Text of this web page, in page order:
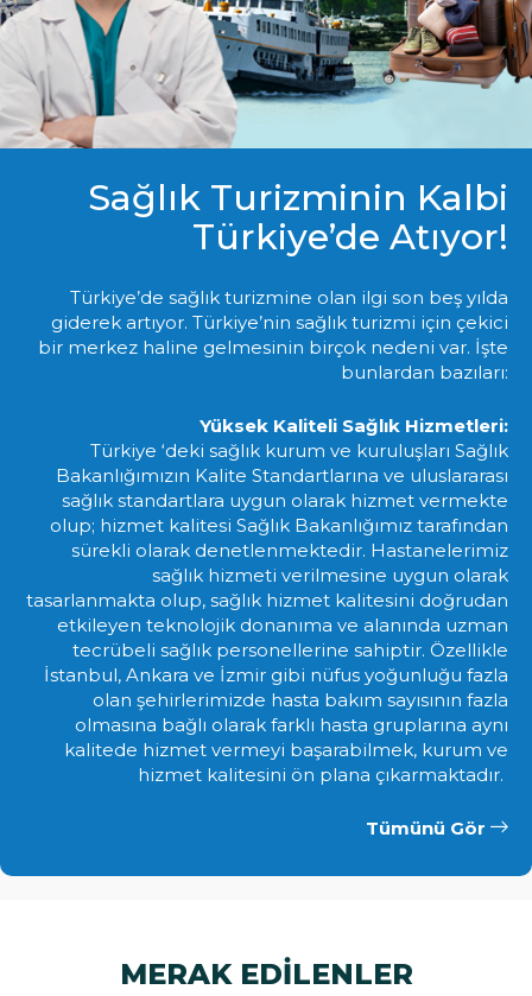
Sağlık Turizminin Kalbi
Türkiye’de Atıyor!
Türkiye’de sağlık turizmine olan ilgi son beş yılda
giderek artıyor. Türkiye’nin sağlık turizmi için çekici
bir merkez haline gelmesinin birçok nedeni var. İşte
bunlardan bazıları:
Yüksek Kaliteli Sağlık Hizmetleri:
Türkiye ‘deki sağlık kurum ve kuruluşları Sağlık
Bakanlığımızın Kalite Standartlarına ve uluslararası
sağlık standartlara uygun olarak hizmet vermekte
olup; hizmet kalitesi Sağlık Bakanlığımız tarafından
sürekli olarak denetlenmektedir. Hastanelerimiz
sağlık hizmeti verilmesine uygun olarak
tasarlanmakta olup, sağlık hizmet kalitesini doğrudan
etkileyen teknolojik donanıma ve alanında uzman
tecrübeli sağlık personellerine sahiptir. Özellikle
İstanbul, Ankara ve İzmir gibi nüfus yoğunluğu fazla
olan şehirlerimizde hasta bakım sayısının fazla
olmasına bağlı olarak farklı hasta gruplarına aynı
kalitede hizmet vermeyi başarabilmek, kurum ve
hizmet kalitesini ön plana çıkarmaktadır.
Tümünü Gör
MERAK EDİLENLER